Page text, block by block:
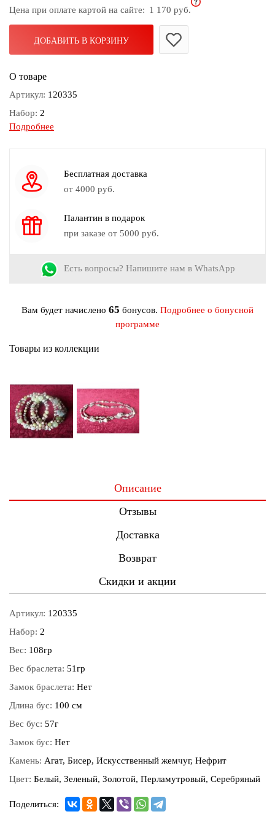
дома
для
пляжа
Цена при оплате картой на сайте: 1 170 руб.
ДОБАВИТЬ В КОРЗИНУ
О товаре
Артикул: 120335
Набор: 2
Вес:108гр
Длина бус:
100 см
Замок бус:
Нет
Белый, Зеленый, Золотой, Перламутровый, Серебряный
Подробнее
Бесплатная доставка
от 4000 руб.
Палантин в подарок
при заказе от 5000 руб.
Есть вопросы? Напишите нам в WhatsApp
Вам будет начислено 65 бонусов. Подробнее о бонусной
программе
Товары из коллекции
Описание
Отзывы
Доставка
Возврат
Скидки и акции
Артикул: 120335
Набор: 2
Вес: 108гр
Вес браслета: 51гр
Замок браслета: Нет
Длина бус: 100 см
Вес бус: 57г
Замок бус: Нет
Камень: Агат, Бисер, Искусственный жемчуг, Нефрит
Цвет: Белый, Зеленый, Золотой, Перламутровый, Серебряный
Поделиться: